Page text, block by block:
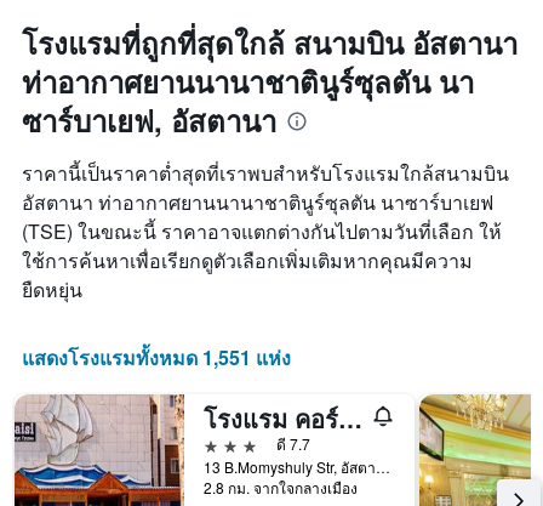
พัก
โรงแรมที่ถูกที่สุดใกล้ สนามบิน อัสตานา
ท่าอากาศยานนานาชาตินูร์ซุลตัน นา
ซาร์บาเยฟ, อัสตานา
ราคานี้เป็นราคาต่ำสุดที่เราพบสำหรับโรงแรมใกล้สนามบิน
อัสตานา ท่าอากาศยานนานาชาตินูร์ซุลตัน นาซาร์บาเยฟ
(TSE) ในขณะนี้ ราคาอาจแตกต่างกันไปตามวันที่เลือก ให้
ใช้การค้นหาเพื่อเรียกดูตัวเลือกเพิ่มเติมหากคุณมีความ
ยืดหยุ่น
แสดงโรงแรมทั้งหมด 1,551 แห่ง
โรงแรม คอร์ซาร์
3 ดาว
ดี 7.7
13 B.Momyshuly Str, อัสตานา, คาซัคสถาน
2.8 กม. จากใจกลางเมือง